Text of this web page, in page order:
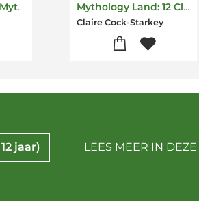
Atlas Des Grands Mythes Mythology Land: 12 Classic Legends Reimagined
Claire Cock-Starkey
jaar) LEES MEER IN